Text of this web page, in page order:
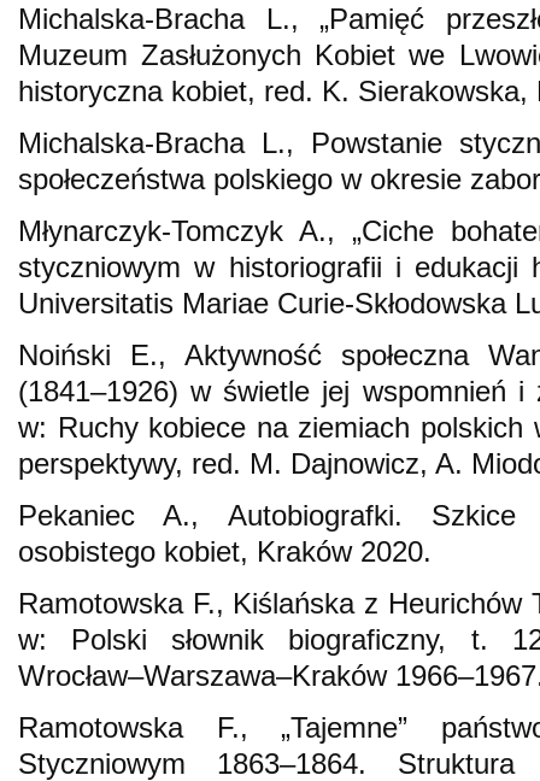
Michalska-Bracha L., „Pamięć
Muzeum Zasłużonych Kobiet we
historyczna kobiet, red. K. Sierakowska,
Michalska-Bracha L., Powstanie
społeczeństwa polskiego w okresie
Młynarczyk-Tomczyk A., „Ciche
styczniowym w historiografii i edukacji
Universitatis Mariae Curie-Skłodowska
Noiński E., Aktywność społeczna
(1841–1926) w świetle jej wspomnień i
w: Ruchy kobiece na ziemiach
perspektywy, red. M. Dajnowicz, A.
Pekaniec A., Autobiografki.
osobistego kobiet, Kraków 2020.
Ramotowska F., Kiślańska z Heurichów
w: Polski słownik biograficzny, t.
Wrocław–Warszawa–Kraków
Ramotowska F., „Tajemne”
Styczniowym 1863–1864.